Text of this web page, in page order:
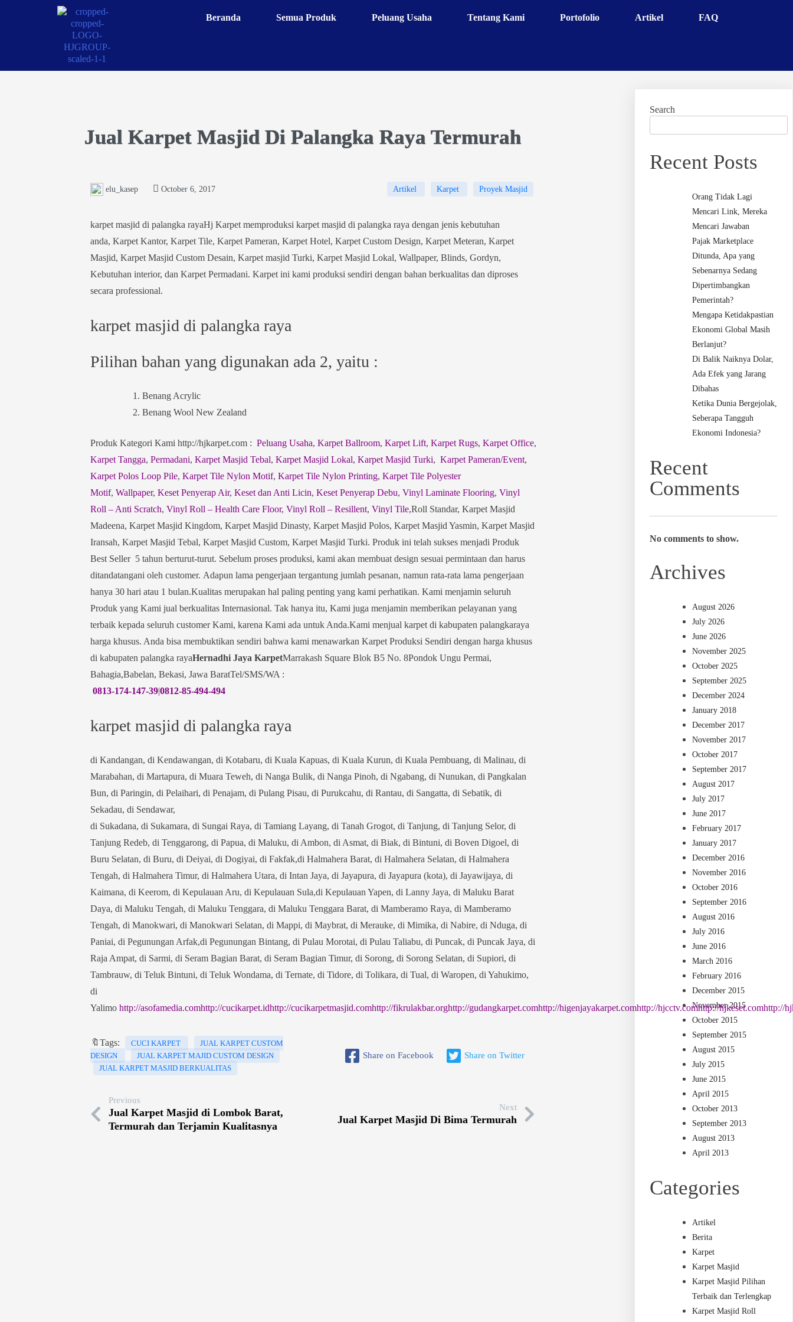
Beranda Semua Produk Peluang Usaha Tentang Kami Portofolio Artikel FAQ
Jual Karpet Masjid Di Palangka Raya Termurah
elu_kasep October 6, 2017 Artikel Karpet Proyek Masjid
karpet masjid di palangka rayaHj Karpet memproduksi karpet masjid di palangka raya dengan jenis kebutuhan
anda, Karpet Kantor, Karpet Tile, Karpet Pameran, Karpet Hotel, Karpet Custom Design, Karpet Meteran, Karpet
Masjid, Karpet Masjid Custom Desain, Karpet masjid Turki, Karpet Masjid Lokal, Wallpaper, Blinds, Gordyn,
Kebutuhan interior, dan Karpet Permadani. Karpet ini kami produksi sendiri dengan bahan berkualitas dan diproses
secara professional.
karpet masjid di palangka raya
Pilihan bahan yang digunakan ada 2, yaitu :
Benang Acrylic
Benang Wool New Zealand
Produk Kategori Kami http://hjkarpet.com : Peluang Usaha, Karpet Ballroom, Karpet Lift, Karpet Rugs, Karpet Office,
Karpet Tangga, Permadani, Karpet Masjid Tebal, Karpet Masjid Lokal, Karpet Masjid Turki, Karpet Pameran/Event,
Karpet Polos Loop Pile, Karpet Tile Nylon Motif, Karpet Tile Nylon Printing, Karpet Tile Polyester
Motif, Wallpaper, Keset Penyerap Air, Keset dan Anti Licin, Keset Penyerap Debu, Vinyl Laminate Flooring, Vinyl
Roll – Anti Scratch, Vinyl Roll – Health Care Floor, Vinyl Roll – Resillent, Vinyl Tile,Roll Standar, Karpet Masjid
Madeena, Karpet Masjid Kingdom, Karpet Masjid Dinasty, Karpet Masjid Polos, Karpet Masjid Yasmin, Karpet Masjid
Iransah, Karpet Masjid Tebal, Karpet Masjid Custom, Karpet Masjid Turki. Produk ini telah sukses menjadi Produk
Best Seller 5 tahun berturut-turut. Sebelum proses produksi, kami akan membuat design sesuai permintaan dan harus
ditandatangani oleh customer. Adapun lama pengerjaan tergantung jumlah pesanan, namun rata-rata lama pengerjaan
hanya 30 hari atau 1 bulan.Kualitas merupakan hal paling penting yang kami perhatikan. Kami menjamin seluruh
Produk yang Kami jual berkualitas Internasional. Tak hanya itu, Kami juga menjamin memberikan pelayanan yang
terbaik kepada seluruh customer Kami, karena Kami ada untuk Anda.Kami menjual karpet di kabupaten palangkaraya
harga khusus. Anda bisa membuktikan sendiri bahwa kami menawarkan Karpet Produksi Sendiri dengan harga khusus
di kabupaten palangka rayaHernadhi Jaya KarpetMarrakash Square Blok B5 No. 8Pondok Ungu Permai,
Bahagia,Babelan, Bekasi, Jawa BaratTel/SMS/WA :
0813-174-147-39|0812-85-494-494
karpet masjid di palangka raya
di Kandangan, di Kendawangan, di Kotabaru, di Kuala Kapuas, di Kuala Kurun, di Kuala Pembuang, di Malinau, di
Marabahan, di Martapura, di Muara Teweh, di Nanga Bulik, di Nanga Pinoh, di Ngabang, di Nunukan, di Pangkalan
Bun, di Paringin, di Pelaihari, di Penajam, di Pulang Pisau, di Purukcahu, di Rantau, di Sangatta, di Sebatik, di
Sekadau, di Sendawar,
di Sukadana, di Sukamara, di Sungai Raya, di Tamiang Layang, di Tanah Grogot, di Tanjung, di Tanjung Selor, di
Tanjung Redeb, di Tenggarong, di Papua, di Maluku, di Ambon, di Asmat, di Biak, di Bintuni, di Boven Digoel, di
Buru Selatan, di Buru, di Deiyai, di Dogiyai, di Fakfak,di Halmahera Barat, di Halmahera Selatan, di Halmahera
Tengah, di Halmahera Timur, di Halmahera Utara, di Intan Jaya, di Jayapura, di Jayapura (kota), di Jayawijaya, di
Kaimana, di Keerom, di Kepulauan Aru, di Kepulauan Sula,di Kepulauan Yapen, di Lanny Jaya, di Maluku Barat
Daya, di Maluku Tengah, di Maluku Tenggara, di Maluku Tenggara Barat, di Mamberamo Raya, di Mamberamo
Tengah, di Manokwari, di Manokwari Selatan, di Mappi, di Maybrat, di Merauke, di Mimika, di Nabire, di Nduga, di
Paniai, di Pegunungan Arfak,di Pegunungan Bintang, di Pulau Morotai, di Pulau Taliabu, di Puncak, di Puncak Jaya, di
Raja Ampat, di Sarmi, di Seram Bagian Barat, di Seram Bagian Timur, di Sorong, di Sorong Selatan, di Supiori, di
Tambrauw, di Teluk Bintuni, di Teluk Wondama, di Ternate, di Tidore, di Tolikara, di Tual, di Waropen, di Yahukimo,
di
Yalimo http://asofamedia.comhttp://cucikarpet.idhttp://cucikarpetmasjid.comhttp://fikrulakbar.orghttp://gudangkarpet.comhttp://higenjayakarpet.comhttp://hjcctv.comhttp://hjkeset.comhttp://
🔖Tags: CUCI KARPET
JUAL KARPET CUSTOM
DESIGN
JUAL KARPET MAJID CUSTOM DESIGN
JUAL KARPET MASJID BERKUALITAS
Share on Facebook Share on Twitter
Previous
Jual Karpet Masjid di Lombok Barat,
Termurah dan Terjamin Kualitasnya
Next
Jual Karpet Masjid Di Bima Termurah
Search
Recent Posts
Orang Tidak Lagi
Mencari Link, Mereka
Mencari Jawaban
Pajak Marketplace
Ditunda, Apa yang
Sebenarnya Sedang
Dipertimbangkan
Pemerintah?
Mengapa Ketidakpastian
Ekonomi Global Masih
Berlanjut?
Di Balik Naiknya Dolar,
Ada Efek yang Jarang
Dibahas
Ketika Dunia Bergejolak,
Seberapa Tangguh
Ekonomi Indonesia?
Recent
Comments
No comments to show.
Archives
August 2026
July 2026
June 2026
November 2025
October 2025
September 2025
December 2024
January 2018
December 2017
November 2017
October 2017
September 2017
August 2017
July 2017
June 2017
February 2017
January 2017
December 2016
November 2016
October 2016
September 2016
August 2016
July 2016
June 2016
March 2016
February 2016
December 2015
November 2015
October 2015
September 2015
August 2015
July 2015
June 2015
April 2015
October 2013
September 2013
August 2013
April 2013
Categories
Artikel
Berita
Karpet
Karpet Masjid
Karpet Masjid Pilihan
Terbaik dan Terlengkap
Karpet Masjid Roll